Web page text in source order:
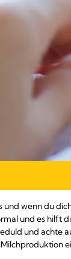
wenn du
und es hilft
und achte